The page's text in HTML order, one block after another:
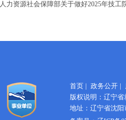
人力资源社会保障部关于做好2025年技工
首页 政务公开|
版权说明：辽宁
地址：辽宁省沈